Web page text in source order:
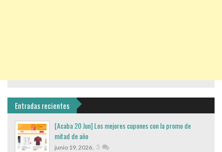
Entradas recientes
[Acaba 20 Jun] Los mejores cupones con la promo de
mitad de año
junio 19, 2026, 3